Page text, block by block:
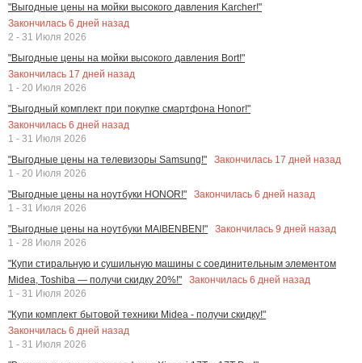
"Выгодные цены на мойки высокого давления Karcher!"
Закончилась 6 дней назад
2 - 31 Июля 2026
"Выгодные цены на мойки высокого давления Bort!"
Закончилась 17 дней назад
1 - 20 Июля 2026
"Выгодный комплект при покупке смартфона Honor!"
Закончилась 6 дней назад
1 - 31 Июля 2026
"Выгодные цены на телевизоры Samsung!"
Закончилась 17 дней назад
1 - 20 Июля 2026
"Выгодные цены на ноутбуки HONOR!"
Закончилась 6 дней назад
1 - 31 Июля 2026
"Выгодные цены на ноутбуки MAIBENBEN!"
Закончилась 9 дней назад
1 - 28 Июля 2026
"Купи стиральную и сушильную машины с соединительным элементом
Midea, Toshiba — получи скидку 20%!"
Закончилась 6 дней назад
1 - 31 Июля 2026
"Купи комплект бытовой техники Midea - получи скидку!"
Закончилась 6 дней назад
1 - 31 Июля 2026